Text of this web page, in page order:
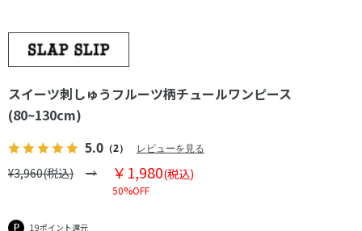
スイーツ刺しゅうフルーツ柄チュールワンピース
(80~130cm)
5.0 （2） レビューを見る
¥3,960(税込) ￥1,980(税込)
50%OFF
19ポイント還元